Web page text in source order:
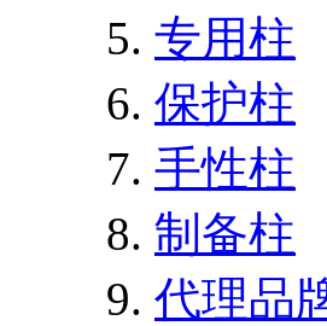
专用柱
保护柱
手性柱
制备柱
代理品